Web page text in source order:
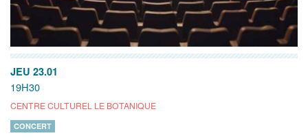
JEU 23.01
19H30
CENTRE CULTUREL LE BOTANIQUE
CONCERT